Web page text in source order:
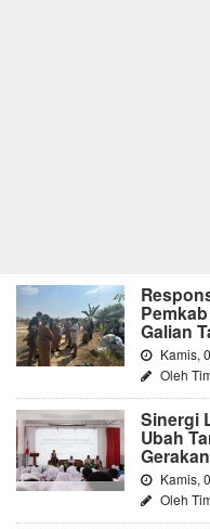
Galian
Kamis,
Oleh
Sinergi
Ubah
Kamis,
Oleh